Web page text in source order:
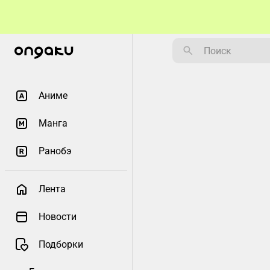
Аниме
Манга
Ранобэ
Лента
Новости
Подборки